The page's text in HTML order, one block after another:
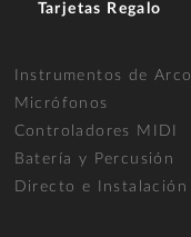
Tarjetas Regalo
Instrumentos de Arco
Micrófonos
Controladores MIDI
Batería y Percusión
Directo e Instalación